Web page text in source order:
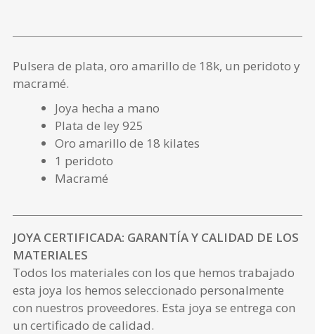
Pulsera de plata, oro amarillo de 18k, un peridoto y
macramé.
Joya hecha a mano
Plata de ley 925
Oro amarillo de 18 kilates
1 peridoto
Macramé
JOYA CERTIFICADA: GARANTÍA Y CALIDAD DE LOS
MATERIALES
Todos los materiales con los que hemos trabajado
esta joya los hemos seleccionado personalmente
con nuestros proveedores. Esta joya se entrega con
un certificado de calidad.